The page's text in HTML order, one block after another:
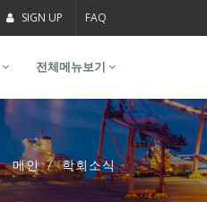
SIGN UP FAQ
전체메뉴보기
메인 학회소식